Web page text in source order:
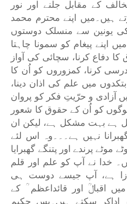
کے مقابل جلنے اور نور
ہیں۔میں اپنے محترم محمد
یونین سے منسلک دوستوں
اپنے پیغام کو سمونا چاہتا
دفاع کرنا، سچائی کی آواز
کرنا، کمزوروں کو اُن کا
میں علم کی اذان دینا،
آزادی و حرّیتِ فکر کو پروان
کو اُن کے حقوق کا شعور
ہے بہت مشکل ہے، لیکن ان
نہیں ہے۔۔۔وہ اس لئے
موٹے پرندے اور پتنگے گھبرایا
خدا نے آپ کو علم اور قلم
ہے، آپ جیسے دوست ہی
اقبالؒ اور قائداعظم ؒ کے
اداکر سکتے ہیں۔بس حکیم